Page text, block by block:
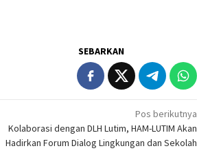
SEBARKAN
Pos berikutnya
Kolaborasi dengan DLH Lutim, HAM-LUTIM Akan
Hadirkan Forum Dialog Lingkungan dan Sekolah